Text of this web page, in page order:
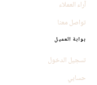
آراء العملاء
تواصل معنا
بوابة العميل
تسجيل الدخول
حسابي